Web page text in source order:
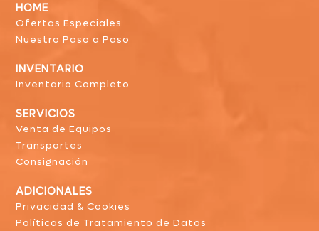
HOME
Ofertas Especiales
Nuestro Paso a Paso
INVENTARIO
Inventario Completo
SERVICIOS
Venta de Equipos
Transportes
Consignación
ADICIONALES
Privacidad & Cookies
Políticas de Tratamiento de Datos